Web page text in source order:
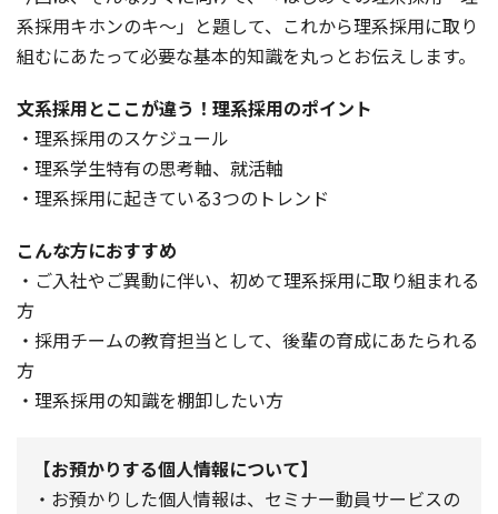
系採用キホンのキ〜」と題して、これから理系採用に取り
組むにあたって必要な基本的知識を丸っとお伝えします。
文系採用とここが違う！理系採用のポイント
・理系採用のスケジュール
・理系学生特有の思考軸、就活軸
・理系採用に起きている3つのトレンド
こんな方におすすめ
・ご入社やご異動に伴い、初めて理系採用に取り組まれる
方
・採用チームの教育担当として、後輩の育成にあたられる
方
・理系採用の知識を棚卸したい方
【お預かりする個人情報について】
・お預かりした個人情報は、セミナー動員サービスの